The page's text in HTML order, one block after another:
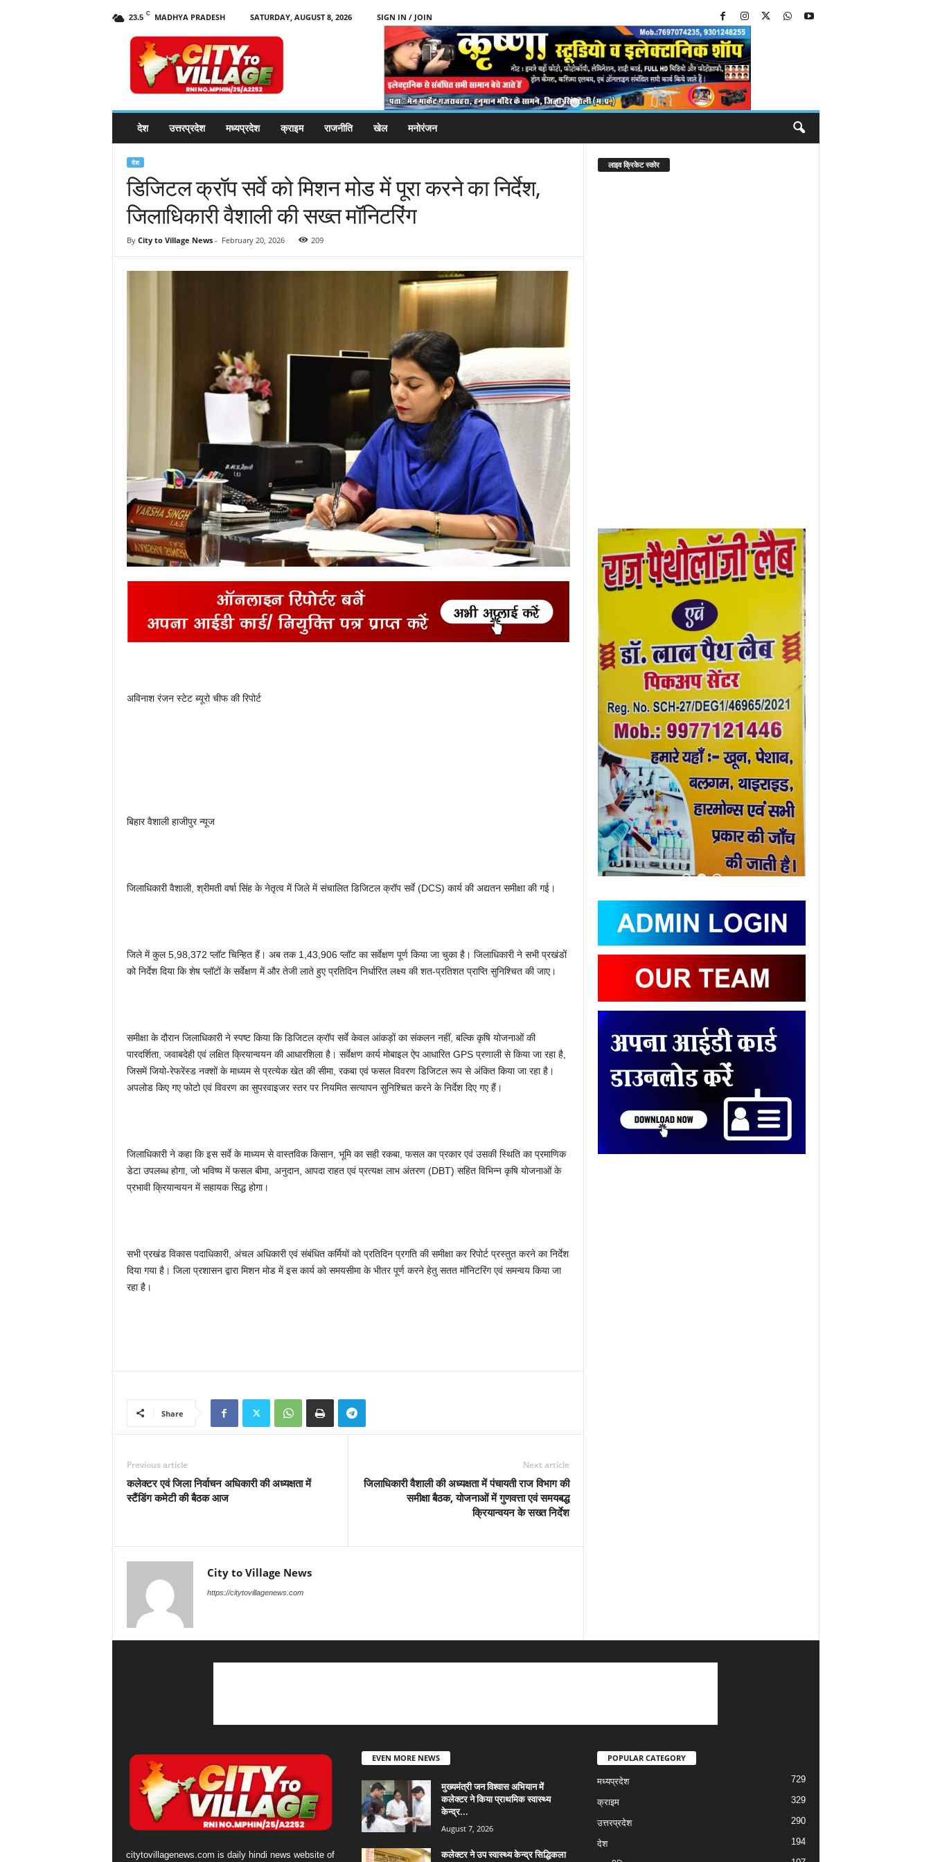
23.5 C MADHYA PRADESH SATURDAY, AUGUST 8, 2026
SIGN IN / JOIN
देश उत्तरप्रदेश मध्यप्रदेश क्राइम राजनीति खेल मनोरंजन
देश
डिजिटल क्रॉप सर्वे को मिशन मोड में पूरा करने का निर्देश,
जिलाधिकारी वैशाली की सख्त मॉनिटरिंग
By City to Village News- February 20, 2026 209
अविनाश रंजन स्टेट ब्यूरो चीफ की रिपोर्ट
बिहार वैशाली हाजीपुर न्यूज
जिलाधिकारी वैशाली, श्रीमती वर्षा सिंह के नेतृत्व में जिले में संचालित डिजिटल क्रॉप सर्वे (DCS) कार्य की अद्यतन समीक्षा की गई।
जिले में कुल 5,98,372 प्लॉट चिन्हित हैं। अब तक 1,43,906 प्लॉट का सर्वेक्षण पूर्ण किया जा चुका है। जिलाधिकारी ने सभी प्रखंडों
को निर्देश दिया कि शेष प्लॉटों के सर्वेक्षण में और तेजी लाते हुए प्रतिदिन निर्धारित लक्ष्य की शत-प्रतिशत प्राप्ति सुनिश्चित की जाए।
समीक्षा के दौरान जिलाधिकारी ने स्पष्ट किया कि डिजिटल क्रॉप सर्वे केवल आंकड़ों का संकलन नहीं, बल्कि कृषि योजनाओं की
पारदर्शिता, जवाबदेही एवं लक्षित क्रियान्वयन की आधारशिला है। सर्वेक्षण कार्य मोबाइल ऐप आधारित GPS प्रणाली से किया जा रहा है,
जिसमें जियो-रेफरेंस्ड नक्शों के माध्यम से प्रत्येक खेत की सीमा, रकबा एवं फसल विवरण डिजिटल रूप से अंकित किया जा रहा है।
अपलोड किए गए फोटो एवं विवरण का सुपरवाइजर स्तर पर नियमित सत्यापन सुनिश्चित करने के निर्देश दिए गए हैं।
जिलाधिकारी ने कहा कि इस सर्वे के माध्यम से वास्तविक किसान, भूमि का सही रकबा, फसल का प्रकार एवं उसकी स्थिति का प्रमाणिक
डेटा उपलब्ध होगा, जो भविष्य में फसल बीमा, अनुदान, आपदा राहत एवं प्रत्यक्ष लाभ अंतरण (DBT) सहित विभिन्न कृषि योजनाओं के
प्रभावी क्रियान्वयन में सहायक सिद्ध होगा।
सभी प्रखंड विकास पदाधिकारी, अंचल अधिकारी एवं संबंधित कर्मियों को प्रतिदिन प्रगति की समीक्षा कर रिपोर्ट प्रस्तुत करने का निर्देश
दिया गया है। जिला प्रशासन द्वारा मिशन मोड में इस कार्य को समयसीमा के भीतर पूर्ण करने हेतु सतत मॉनिटरिंग एवं समन्वय किया जा
रहा है।
Share
Previous article
कलेक्टर एवं जिला निर्वाचन अधिकारी की अध्यक्षता में
स्टैंडिंग कमेटी की बैठक आज
Next article
जिलाधिकारी वैशाली की अध्यक्षता में पंचायती राज विभाग की
समीक्षा बैठक, योजनाओं में गुणवत्ता एवं समयबद्ध
क्रियान्वयन के सख्त निर्देश
City to Village News
https://citytovillagenews.com
लाइव क्रिकेट स्कोर
citytovillagenews.com is daily hindi news website of
EVEN MORE NEWS
मुख्यमंत्री जन विश्वास अभियान में
कलेक्टर ने किया प्राथमिक स्वास्थ्य
केन्द्र...
August 7, 2026
कलेक्टर ने उप स्वास्थ्य केन्द्र सिद्धिकला
POPULAR CATEGORY
मध्यप्रदेश 729
क्राइम 329
उत्तरप्रदेश 290
देश 194